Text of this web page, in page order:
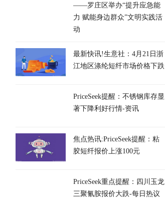
——罗庄区举办“提升应急能
力 赋能身边群众”文明实践活
动
最新快讯!生意社：4月21日浙
江地区涤纶短纤市场价格下跌
PriceSeek提醒：不锈钢库存显
著下降利好行情-资讯
焦点热讯:PriceSeek提醒：粘
胶短纤报价上涨100元
PriceSeek重点提醒：四川玉龙
三聚氰胺报价大跌-每日热议